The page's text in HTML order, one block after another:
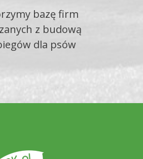
bazę firm
z budową
dla psów